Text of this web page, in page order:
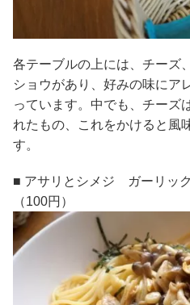
各テーブルの上には、チーズ
ショウがあり、好みの味にア
っています。中でも、チーズ
れたもの、これをかけると風
す。
■ アサリとシメジ ガーリッ
（100円）